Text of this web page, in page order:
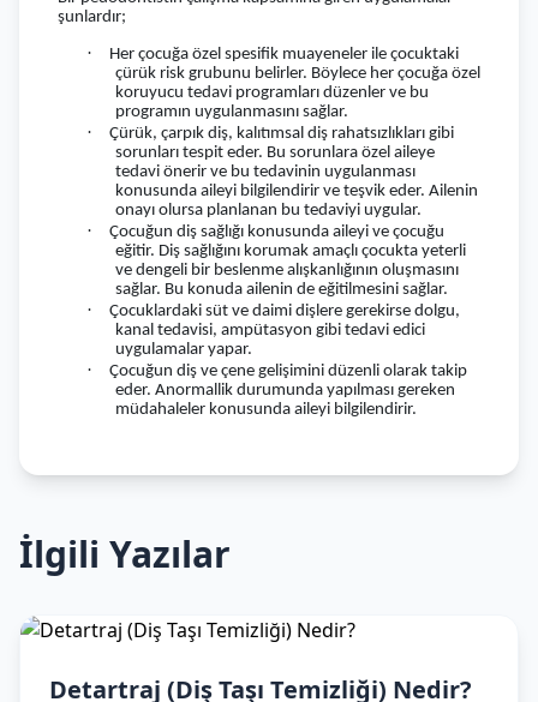
şunlardır;
·
Her çocuğa özel spesifik muayeneler ile çocuktaki
çürük risk grubunu belirler. Böylece her çocuğa özel
koruyucu tedavi programları düzenler ve bu
programın uygulanmasını sağlar.
·
Çürük, çarpık diş, kalıtımsal diş rahatsızlıkları gibi
sorunları tespit eder. Bu sorunlara özel aileye
tedavi önerir ve bu tedavinin uygulanması
konusunda aileyi bilgilendirir ve teşvik eder. Ailenin
onayı olursa planlanan bu tedaviyi uygular.
·
Çocuğun diş sağlığı konusunda aileyi ve çocuğu
eğitir. Diş sağlığını korumak amaçlı çocukta yeterli
ve dengeli bir beslenme alışkanlığının oluşmasını
sağlar. Bu konuda ailenin de eğitilmesini sağlar.
·
Çocuklardaki süt ve daimi dişlere gerekirse dolgu,
kanal tedavisi, ampütasyon gibi tedavi edici
uygulamalar yapar.
·
Çocuğun diş ve çene gelişimini düzenli olarak takip
eder. Anormallik durumunda yapılması gereken
müdahaleler konusunda aileyi bilgilendirir.
İlgili Yazılar
Detartraj (Diş Taşı Temizliği) Nedir?